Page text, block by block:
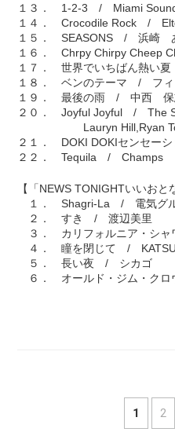
１３． 1-2-3 / Miami
１４． Crocodile Rock /
１５． SEASONS / 浜崎
１６． Chrpy Chirpy Cheep
１７． 世界でいちばん熱い
１８． ベンのテーマ / フィ
１９． 最後の雨 / 中西 保
２０． Joyful Joyful / The
Lauryn Hill,Ryan
２１． DOKI DOKIセンセー
２２． Tequila / Champs
【「NEWS TONIGHTいいおと
１． Shagri-La / 電気グ
２． すき / 渡辺美里
３． カリフォルニア・シ
４． 瞳を閉じて /
５． 長い夜 / シカゴ
６． オールド・ジム・ク
1 2